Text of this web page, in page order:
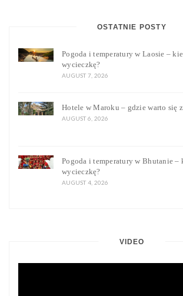
OSTATNIE POSTY
Pogoda i temperatury w Laosie –
wycieczkę?
AUGUST 7, 2026
Hotele w Maroku – gdzie warto się
AUGUST 6, 2026
Pogoda i temperatury w Bhutanie –
wycieczkę?
AUGUST 4, 2026
VIDEO